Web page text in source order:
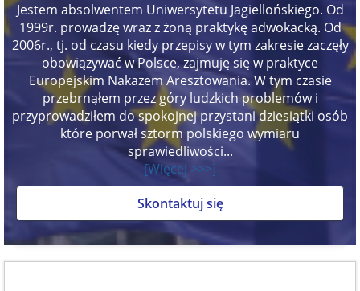
Jestem absolwentem Uniwersytetu Jagiellońskiego. Od
1999r. prowadzę wraz z żoną praktykę adwokacką. Od
2006r., tj. od czasu kiedy przepisy w tym zakresie zaczęły
obowiązywać w Polsce, zajmuję się w praktyce
Europejskim Nakazem Aresztowania. W tym czasie
przebrnąłem przez góry ludzkich problemów i
przyprowadziłem do spokojnej przystani dziesiątki osób
które porwał sztorm polskiego wymiaru
sprawiedliwości...
[Więcej >>>]
Skontaktuj się